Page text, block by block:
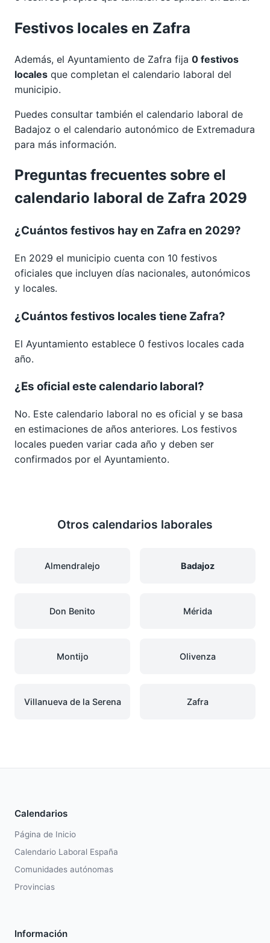
Festivos locales en Zafra
Además, el Ayuntamiento de Zafra fija 0 festivos
locales que completan el calendario laboral del
municipio.
Puedes consultar también el calendario laboral de
Badajoz o el calendario autonómico de Extremadura
para más información.
Preguntas frecuentes sobre el
calendario laboral de Zafra 2029
¿Cuántos festivos hay en Zafra en 2029?
En 2029 el municipio cuenta con 10 festivos
oficiales que incluyen días nacionales, autonómicos
y locales.
¿Cuántos festivos locales tiene Zafra?
El Ayuntamiento establece 0 festivos locales cada
año.
¿Es oficial este calendario laboral?
No. Este calendario laboral no es oficial y se basa
en estimaciones de años anteriores. Los festivos
locales pueden variar cada año y deben ser
confirmados por el Ayuntamiento.
Otros calendarios laborales
Almendralejo Badajoz
Don Benito Mérida
Montijo Olivenza
Villanueva de la Serena Zafra
Calendarios
Página de Inicio
Calendario Laboral España
Comunidades autónomas
Provincias
Información